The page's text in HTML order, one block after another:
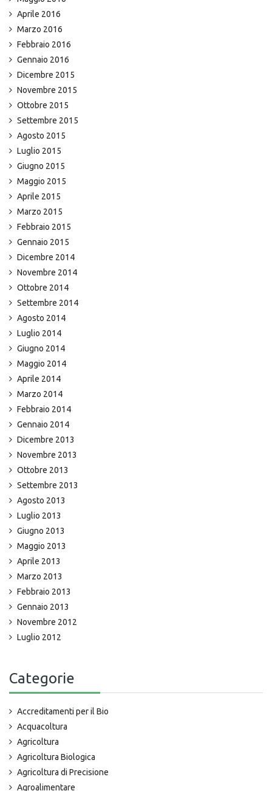
Aprile 2016
Marzo 2016
Febbraio 2016
Gennaio 2016
Dicembre 2015
Novembre 2015
Ottobre 2015
Settembre 2015
Agosto 2015
Luglio 2015
Giugno 2015
Maggio 2015
Aprile 2015
Marzo 2015
Febbraio 2015
Gennaio 2015
Dicembre 2014
Novembre 2014
Ottobre 2014
Settembre 2014
Agosto 2014
Luglio 2014
Giugno 2014
Maggio 2014
Aprile 2014
Marzo 2014
Febbraio 2014
Gennaio 2014
Dicembre 2013
Novembre 2013
Ottobre 2013
Settembre 2013
Agosto 2013
Luglio 2013
Giugno 2013
Maggio 2013
Aprile 2013
Marzo 2013
Febbraio 2013
Gennaio 2013
Novembre 2012
Luglio 2012
Categorie
Accreditamenti per il Bio
Acquacoltura
Agricoltura
Agricoltura Biologica
Agricoltura di Precisione
Agroalimentare